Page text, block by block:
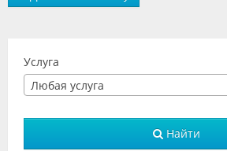
Резюме
Объявления
Услуга
Любая услуга
Найти